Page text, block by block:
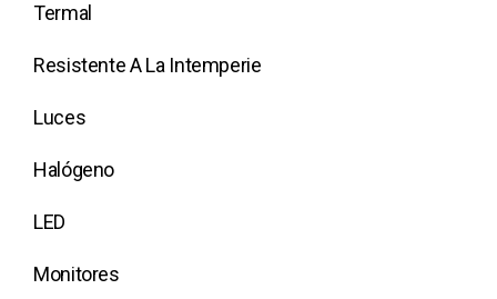
Termal
Resistente A La Intemperie
Luces
Halógeno
LED
Monitores